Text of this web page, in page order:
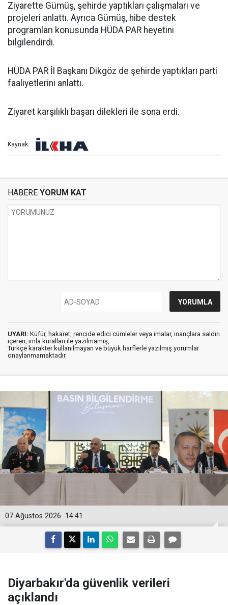
Ziyarette Gümüş, şehirde yaptıkları çalışmaları ve
projeleri anlattı. Ayrıca Gümüş, hibe destek
programları konusunda HÜDA PAR heyetini
bilgilendirdi.
HÜDA PAR İl Başkanı Dikgöz de şehirde yaptıkları parti
faaliyetlerini anlattı.
Ziyaret karşılıklı başarı dilekleri ile sona erdi.
Kaynak:
HABERE YORUM KAT
UYARI: Küfür, hakaret, rencide edici cümleler veya imalar, inançlara saldırı
içeren, imla kuralları ile yazılmamış,
Türkçe karakter kullanılmayan ve büyük harflerle yazılmış yorumlar
onaylanmamaktadır.
14:41
07 Ağustos 2026
Diyarbakır'da güvenlik verileri
açıklandı